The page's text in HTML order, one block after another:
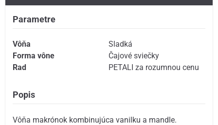
Parametre
Vôňa
Sladká
Forma vône
Čajové sviečky
Rad
PETALI za rozumnou cenu
Popis
Vôňa makrónok kombinujúca vanilku a mandle.